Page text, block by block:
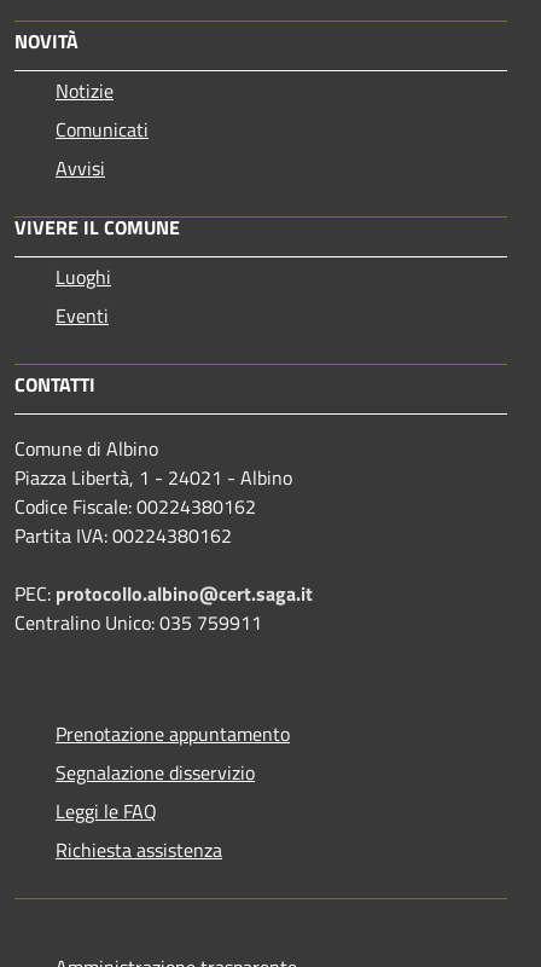
NOVITÀ
Notizie
Comunicati
Avvisi
VIVERE IL COMUNE
Luoghi
Eventi
CONTATTI
Comune di Albino
Piazza Libertà, 1 - 24021 - Albino
Codice Fiscale: 00224380162
Partita IVA: 00224380162
PEC: protocollo.albino@cert.saga.it
Centralino Unico: 035 759911
Prenotazione appuntamento
Segnalazione disservizio
Leggi le FAQ
Richiesta assistenza